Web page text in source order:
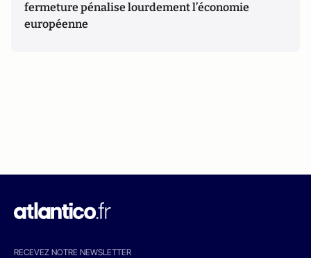
fermeture pénalise lourdement l’économie
européenne
RECEVEZ NOTRE NEWSLETTER